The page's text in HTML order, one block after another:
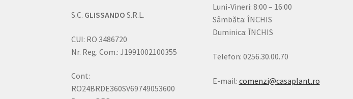
S.C. GLISSANDO S.R.L.
CUI: RO 3486720
Nr. Reg. Com.: J1991002100355
Cont:
RO24BRDE360SV69749053600
Luni-Vineri: 8:00 – 16:00
Sâmbăta: ÎNCHIS
Duminica: ÎNCHIS
Telefon: 0256.30.00.70
E-mail: comenzi@casaplant.ro